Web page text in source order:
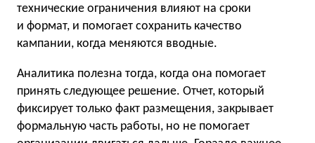
технические ограничения влияют на сроки
и формат, и помогает сохранить качество
кампании, когда меняются вводные.
Аналитика полезна тогда, когда она помогает
принять следующее решение. Отчет, который
фиксирует только факт размещения, закрывает
формальную часть работы, но не помогает